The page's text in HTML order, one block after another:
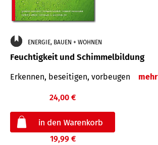
ENERGIE, BAUEN + WOHNEN
Feuchtigkeit und Schimmelbildung
Erkennen, beseitigen, vorbeugen mehr
24,00 €
19,99 €